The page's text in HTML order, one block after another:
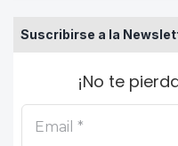
Suscribirse a la
¡No te